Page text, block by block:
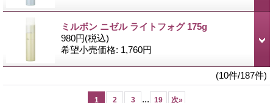
ミルボン ニゼル ライトフォグ 175g
980円(税込)
希望小売価格: 1,760円
(10件/187件)
1 2 3 ... 19 次»